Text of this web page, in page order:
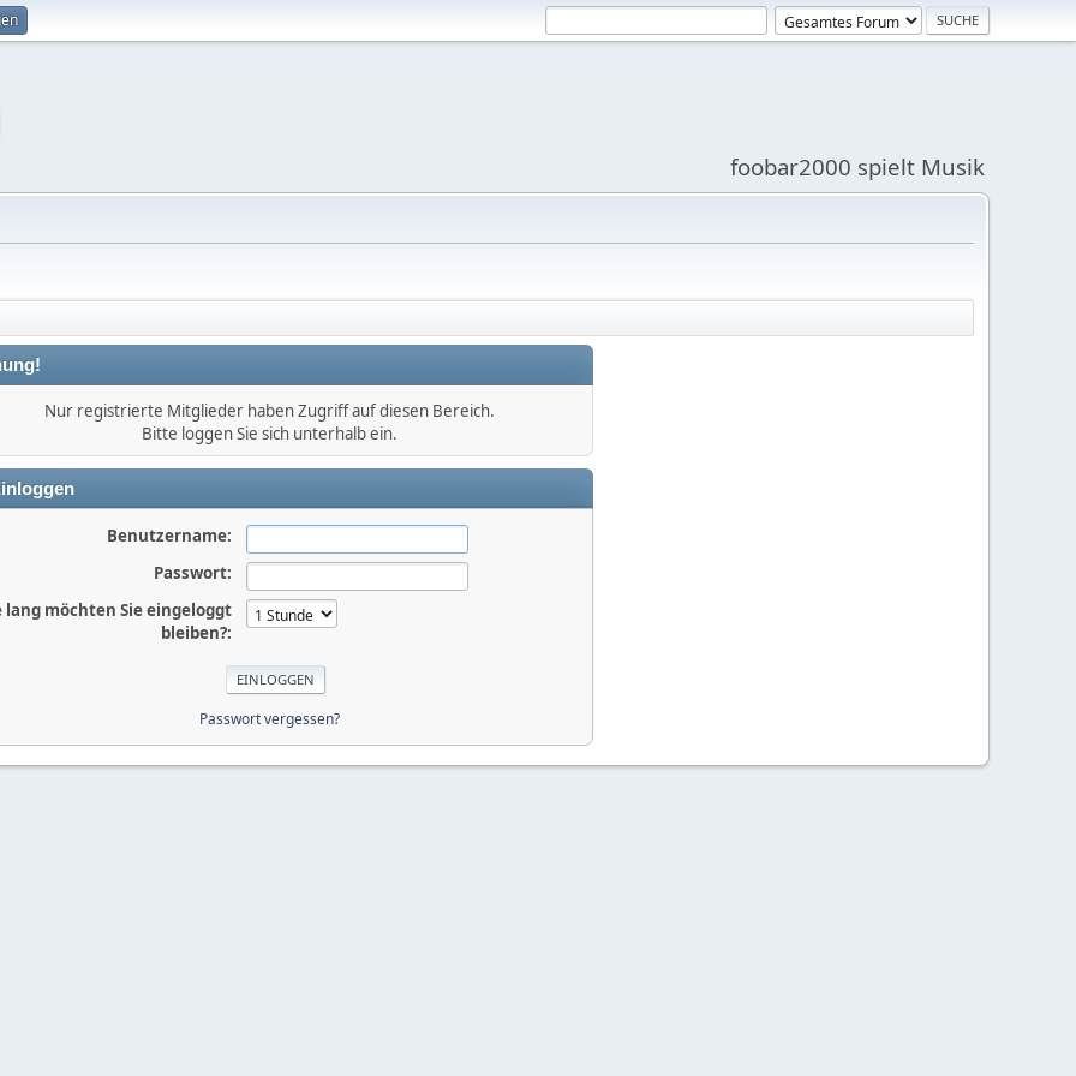
foobar2000 spielt Musik
Nur registrierte Mitglieder haben Zugriff auf diesen Bereich.
Bitte loggen Sie sich unterhalb ein.
Benutzername:
Passwort:
lang möchten Sie eingeloggt
bleiben?:
Passwort vergessen?